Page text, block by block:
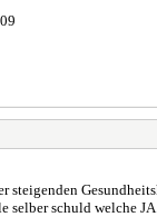
steigenden
selber schuld welche